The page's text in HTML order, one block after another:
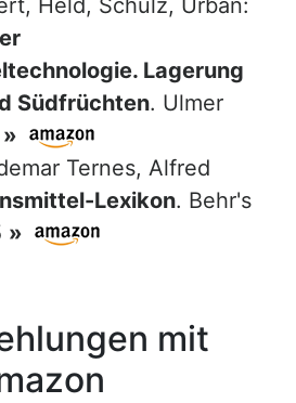
Held, Schulz, Urban:
Lagerung
Südfrüchten. Ulmer
»
Ternes, Alfred
Lexikon. Behr's
»
mit